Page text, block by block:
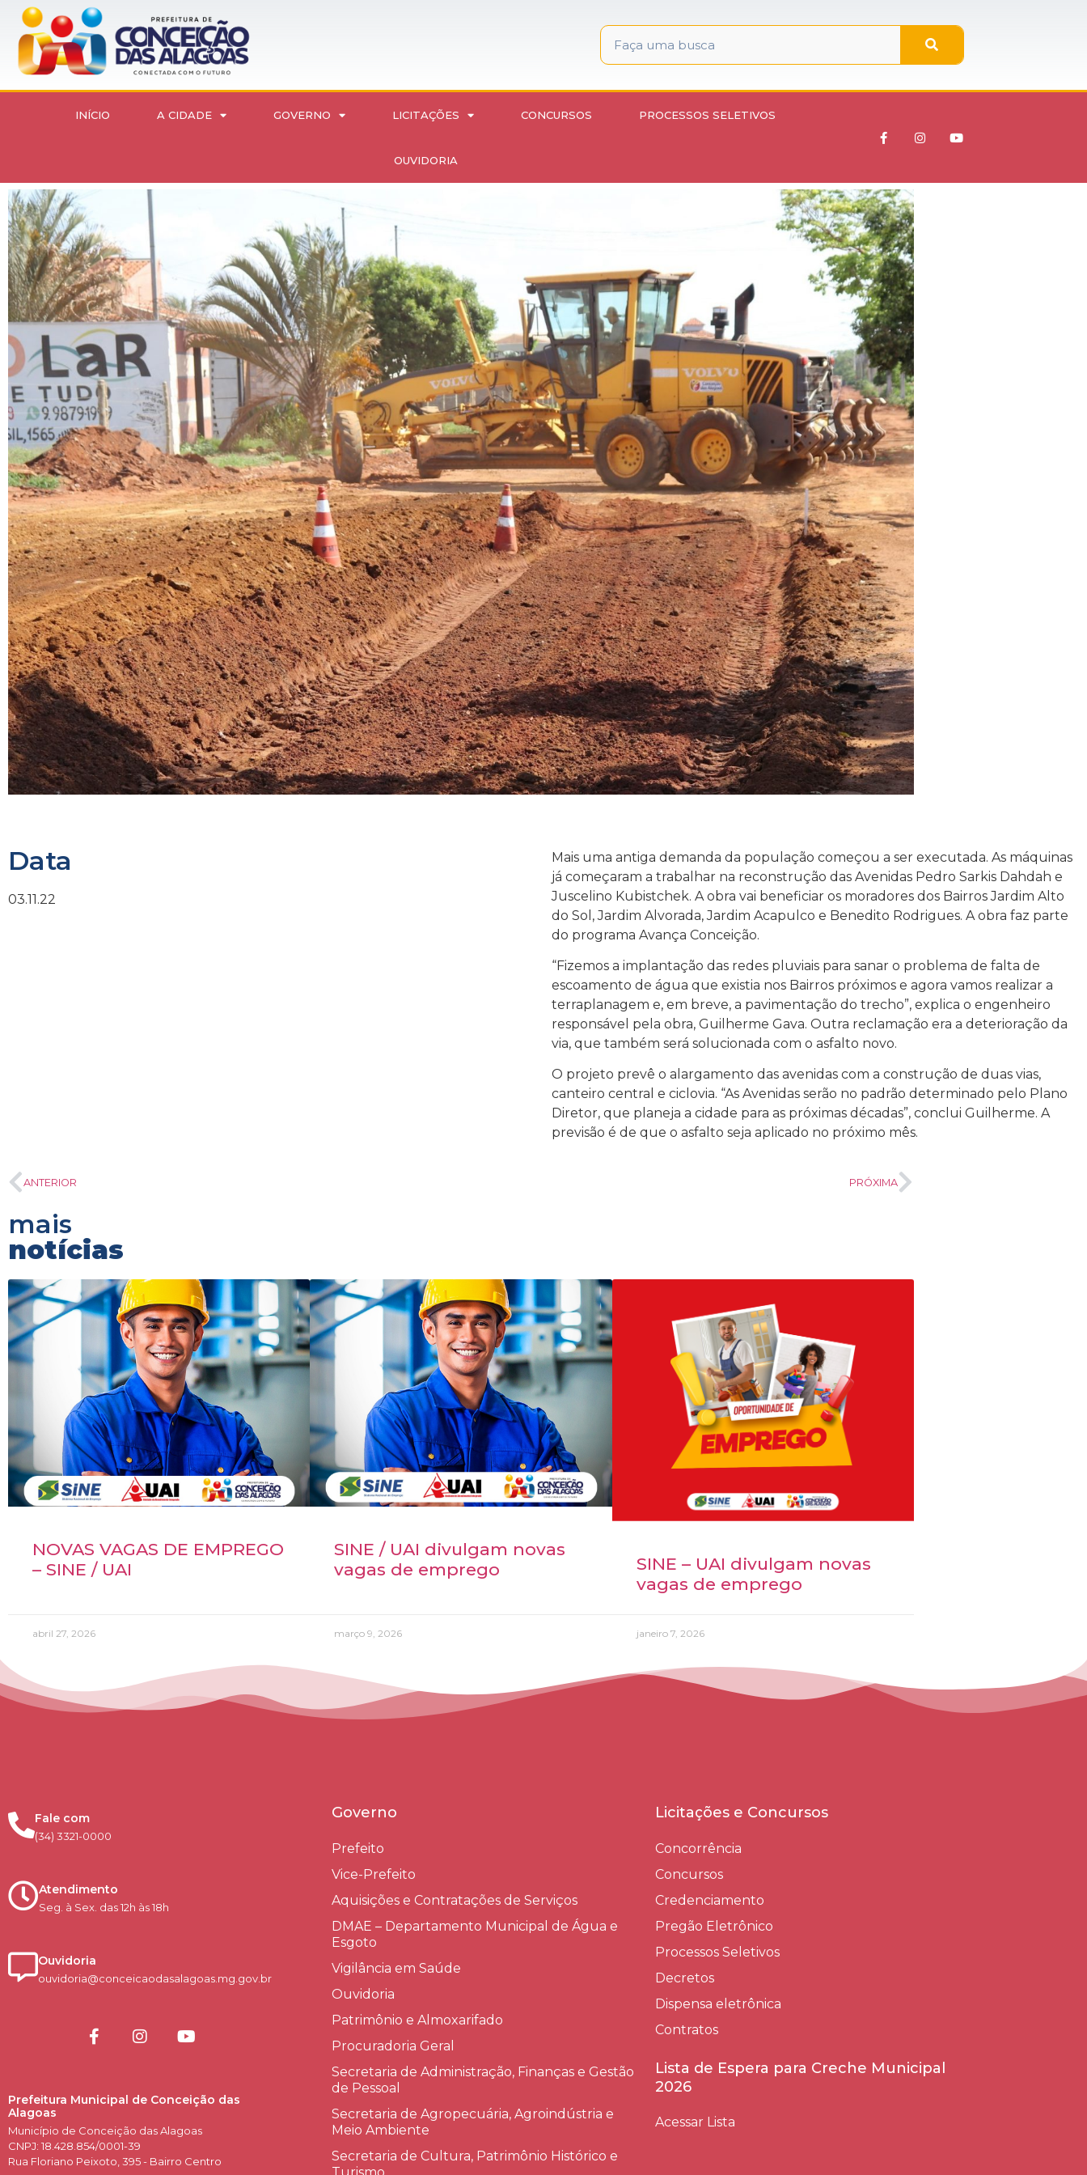
INÍCIO A CIDADE GOVERNO LICITAÇÕES CONCURSOS PROCESSOS SELETIVOS
OUVIDORIA
Equipes Trabalham nas Obras de Reconstrução de Avenidas
Data
03.11.22
Mais uma antiga demanda da população começou a ser executada. As máquinas
já começaram a trabalhar na reconstrução das Avenidas Pedro Sarkis Dahdah e
Juscelino Kubistchek. A obra vai beneficiar os moradores dos Bairros Jardim Alto
do Sol, Jardim Alvorada, Jardim Acapulco e Benedito Rodrigues. A obra faz parte
do programa Avança Conceição.
“Fizemos a implantação das redes pluviais para sanar o problema de falta de
escoamento de água que existia nos Bairros próximos e agora vamos realizar a
terraplanagem e, em breve, a pavimentação do trecho”, explica o engenheiro
responsável pela obra, Guilherme Gava. Outra reclamação era a deterioração da
via, que também será solucionada com o asfalto novo.
O projeto prevê o alargamento das avenidas com a construção de duas vias,
canteiro central e ciclovia. “As Avenidas serão no padrão determinado pelo Plano
Diretor, que planeja a cidade para as próximas décadas”, conclui Guilherme. A
previsão é de que o asfalto seja aplicado no próximo mês.
ANTERIOR PRÓXIMA
mais
notícias
NOVAS VAGAS DE EMPREGO
– SINE / UAI
abril 27, 2026
SINE / UAI divulgam novas
vagas de emprego
março 9, 2026
SINE – UAI divulgam novas
vagas de emprego
janeiro 7, 2026
Fale com
(34) 3321-0000
Atendimento
Seg. à Sex. das 12h às 18h
Ouvidoria
ouvidoria@conceicaodasalagoas.mg.gov.br
Prefeitura Municipal de Conceição das
Alagoas
Município de Conceição das Alagoas
CNPJ: 18.428.854/0001-39
Rua Floriano Peixoto, 395 - Bairro Centro
Governo
Prefeito
Vice-Prefeito
Aquisições e Contratações de Serviços​
DMAE – Departamento Municipal de Água e
Esgoto
Vigilância em Saúde
Ouvidoria
Patrimônio e Almoxarifado
Procuradoria Geral
Secretaria de Administração, Finanças e Gestão
de Pessoal
Secretaria de Agropecuária, Agroindústria e
Meio Ambiente
Secretaria de Cultura, Patrimônio Histórico e
Licitações e Concursos
Concorrência
Concursos
Credenciamento
Pregão Eletrônico
Processos Seletivos
Decretos
Dispensa eletrônica
Contratos
Lista de Espera para Creche Municipal
2026
Acessar Lista